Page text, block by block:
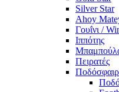
Silver Star
Ahoy
Γουΐνι /
Ιππότης
Πειρατές